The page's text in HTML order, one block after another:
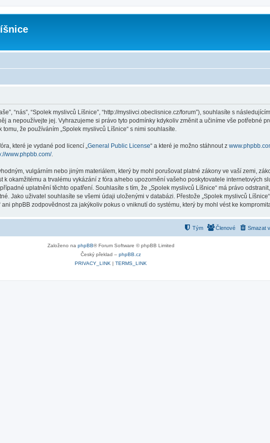
“nás”, “Spolek myslivců Líšnice”, “http://myslivci.obeclisnice.cz/forum”), souhlasíte s
a nepoužívejte jej. Vyhrazujeme si právo tyto podmínky kdykoliv změnit a učiníme vše potřebné
že používáním „Spolek myslivců Líšnice“ s nimi souhlasíte.
které je vydané pod licencí „General Public License“ a které je možno stáhnout z
www.phpbb.com/.
vulgárním nebo jiným materiálem, který by mohl porušovat platné zákony ve vaší zemi,
k okamžitému a trvalému vykázání z fóra a/nebo upozornění vašeho poskytovatele internetových
uplatnění těchto opatření. Souhlasíte s tím, že „Spolek myslivců Líšnice“ má právo
Jako uživatel souhlasíte se všemi údaji uloženými v databázi. Přestože „Spolek myslivců
phpBB zodpovědnost za jakýkoliv pokus o vniknutí do systému, který by mohl vést ke
Smazat
Členové
Tým
Založeno na phpBB® Forum Software © phpBB Limited
Český překlad – phpBB.cz
PRIVACY_LINK | TERMS_LINK